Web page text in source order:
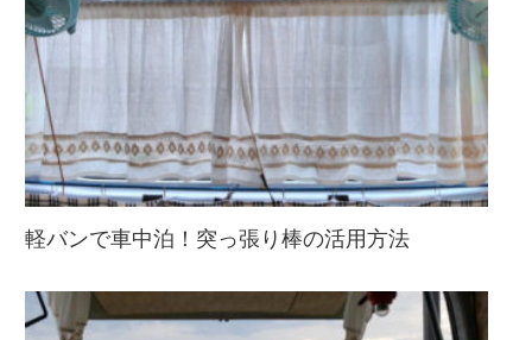
軽バンで車中泊！突っ張り棒の活用方法